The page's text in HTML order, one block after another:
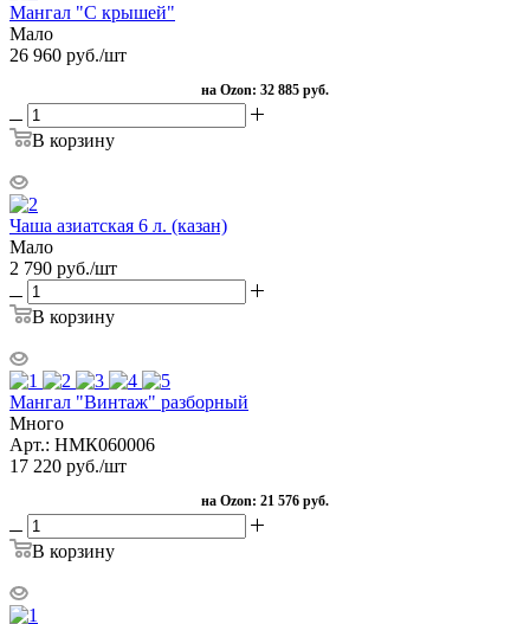
Мангал "С крышей"
Мало
26 960 руб./шт
на Ozon: 32 885 руб.
В корзину
Чаша азиатская 6 л. (казан)
Мало
2 790 руб./шт
В корзину
Мангал "Винтаж" разборный
Много
Арт.: НМК060006
17 220 руб./шт
на Ozon: 21 576 руб.
В корзину